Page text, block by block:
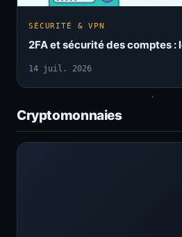
SÉCURITÉ & VPN
2FA et sécurité des comptes :
14 juil. 2026
Cryptomonnaies